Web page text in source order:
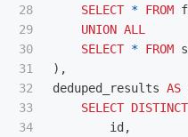
28
29
30
31
32
33
34
SELECT * FROM
UNION ALL
SELECT * FROM
),
deduped_results AS
SELECT DISTINCT
id ,